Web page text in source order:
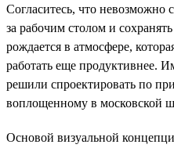
Согласитесь, что невозможно
за рабочим столом и
рождается в атмосфере,
работать еще продуктивнее.
решили спроектировать по
воплощенному в московской
Основой визуальной